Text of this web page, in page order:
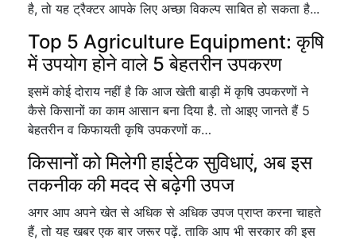
है, तो यह ट्रैक्टर आपके लिए अच्छा विकल्प साबित हो सकता है...
Top 5 Agriculture Equipment: कृषि
में उपयोग होने वाले 5 बेहतरीन उपकरण
इसमें कोई दोराय नहीं है कि आज खेती बाड़ी में कृषि उपकरणों ने
कैसे किसानों का काम आसान बना दिया है. तो आइए जानते हैं 5
बेहतरीन व किफायती कृषि उपकरणों क…
किसानों को मिलेगी हाईटेक सुविधाएं, अब इस
तकनीक की मदद से बढ़ेगी उपज
अगर आप अपने खेत से अधिक से अधिक उपज प्राप्त करना चाहते
हैं, तो यह खबर एक बार जरूर पढ़ें. ताकि आप भी सरकार की इस